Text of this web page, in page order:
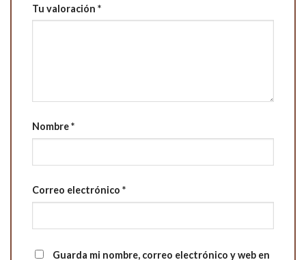
Tu valoración *
Nombre*
Correo electrónico *
Guarda mi nombre, correo electrónico y web en